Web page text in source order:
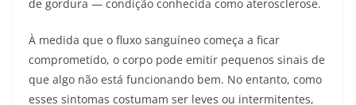
de gordura — condição conhecida como aterosclerose.
À medida que o fluxo sanguíneo começa a ficar
comprometido, o corpo pode emitir pequenos sinais de
que algo não está funcionando bem. No entanto, como
esses sintomas costumam ser leves ou intermitentes,